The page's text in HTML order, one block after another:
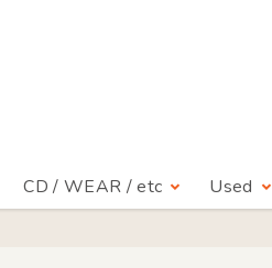
CD / WEAR / etc Used